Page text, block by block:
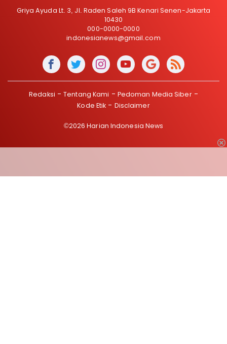
Griya Ayuda Lt. 3, Jl. Raden Saleh 9B Kenari Senen-Jakarta
10430
000-0000-0000
indonesianews@gmail.com
Redaksi Tentang Kami
Pedoman Media Siber
Kode Etik
Disclaimer
©2026 Harian Indonesia News